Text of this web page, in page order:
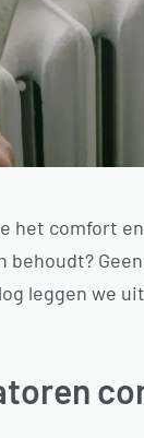
het comfort
leggen we